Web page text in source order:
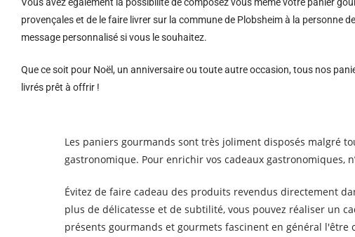
provençales et de le faire livrer sur la commune de Plobsheim à la personne
message personnalisé si vous le souhaitez.
Que ce soit pour Noël, un anniversaire ou toute autre occasion, tous nos
livrés prêt à offrir !
Les paniers gourmands sont très joliment disposés malgré
gastronomique. Pour enrichir vos cadeaux gastronomiques,
Évitez de faire cadeau des produits revendus directement
plus de délicatesse et de subtilité, vous pouvez réaliser un
présents gourmands et gourmets fascinent en général